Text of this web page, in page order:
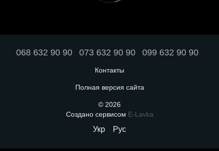
068 632 90 90 073 632 90 90 099 632 90 90
Контакты
Полная версия сайта
© 2026
Создано сервисом E-Lavka
Укр Рус